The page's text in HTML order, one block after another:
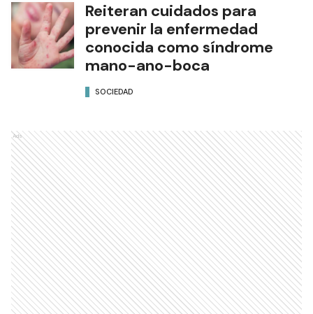
Reiteran cuidados para
prevenir la enfermedad
conocida como síndrome
mano-ano-boca
SOCIEDAD
Ads